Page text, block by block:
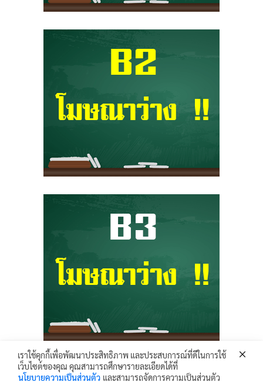
Krunhongonline.com © 2017 - All Rights Reserved.
เราใช้คุกกี้เพื่อพัฒนาประสิทธิภาพ และประสบการณ์ที่ดีในการใช้
เว็บไซต์ของคุณ คุณสามารถศึกษารายละเอียดได้ที่
นโยบายความเป็นส่วนตัว และสามารถจัดการความเป็นส่วนตัว